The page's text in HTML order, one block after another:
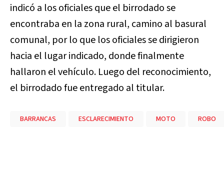
indicó a los oficiales que el birrodado se
encontraba en la zona rural, camino al basural
comunal, por lo que los oficiales se dirigieron
hacia el lugar indicado, donde finalmente
hallaron el vehículo. Luego del reconocimiento,
el birrodado fue entregado al titular.
BARRANCAS ESCLARECIMIENTO MOTO ROBO